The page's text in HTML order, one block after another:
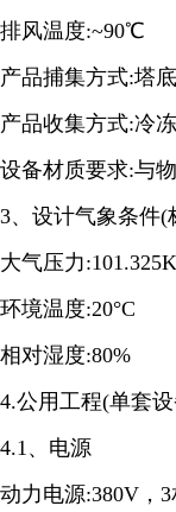
排风温度:~90℃
产品捕集方式:塔
产品收集方式:冷
设备材质要求:与
3、设计气象条件(
大气压力
环境温度:20°C
相对湿度:80%
4.公用工程(单套
4.1、电源
动力电源:380V，3